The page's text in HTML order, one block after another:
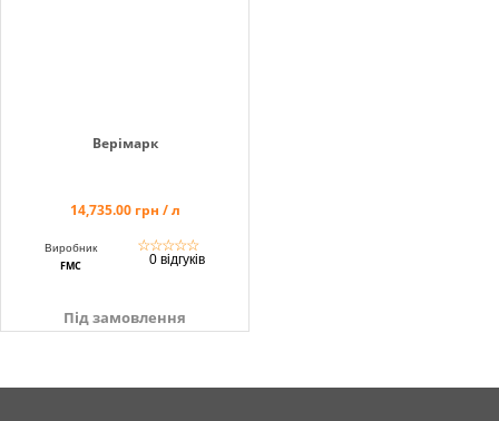
Верімарк
14,735.00 грн / л
Виробник
FMC
☆☆☆☆☆
0 відгуків
Під замовлення